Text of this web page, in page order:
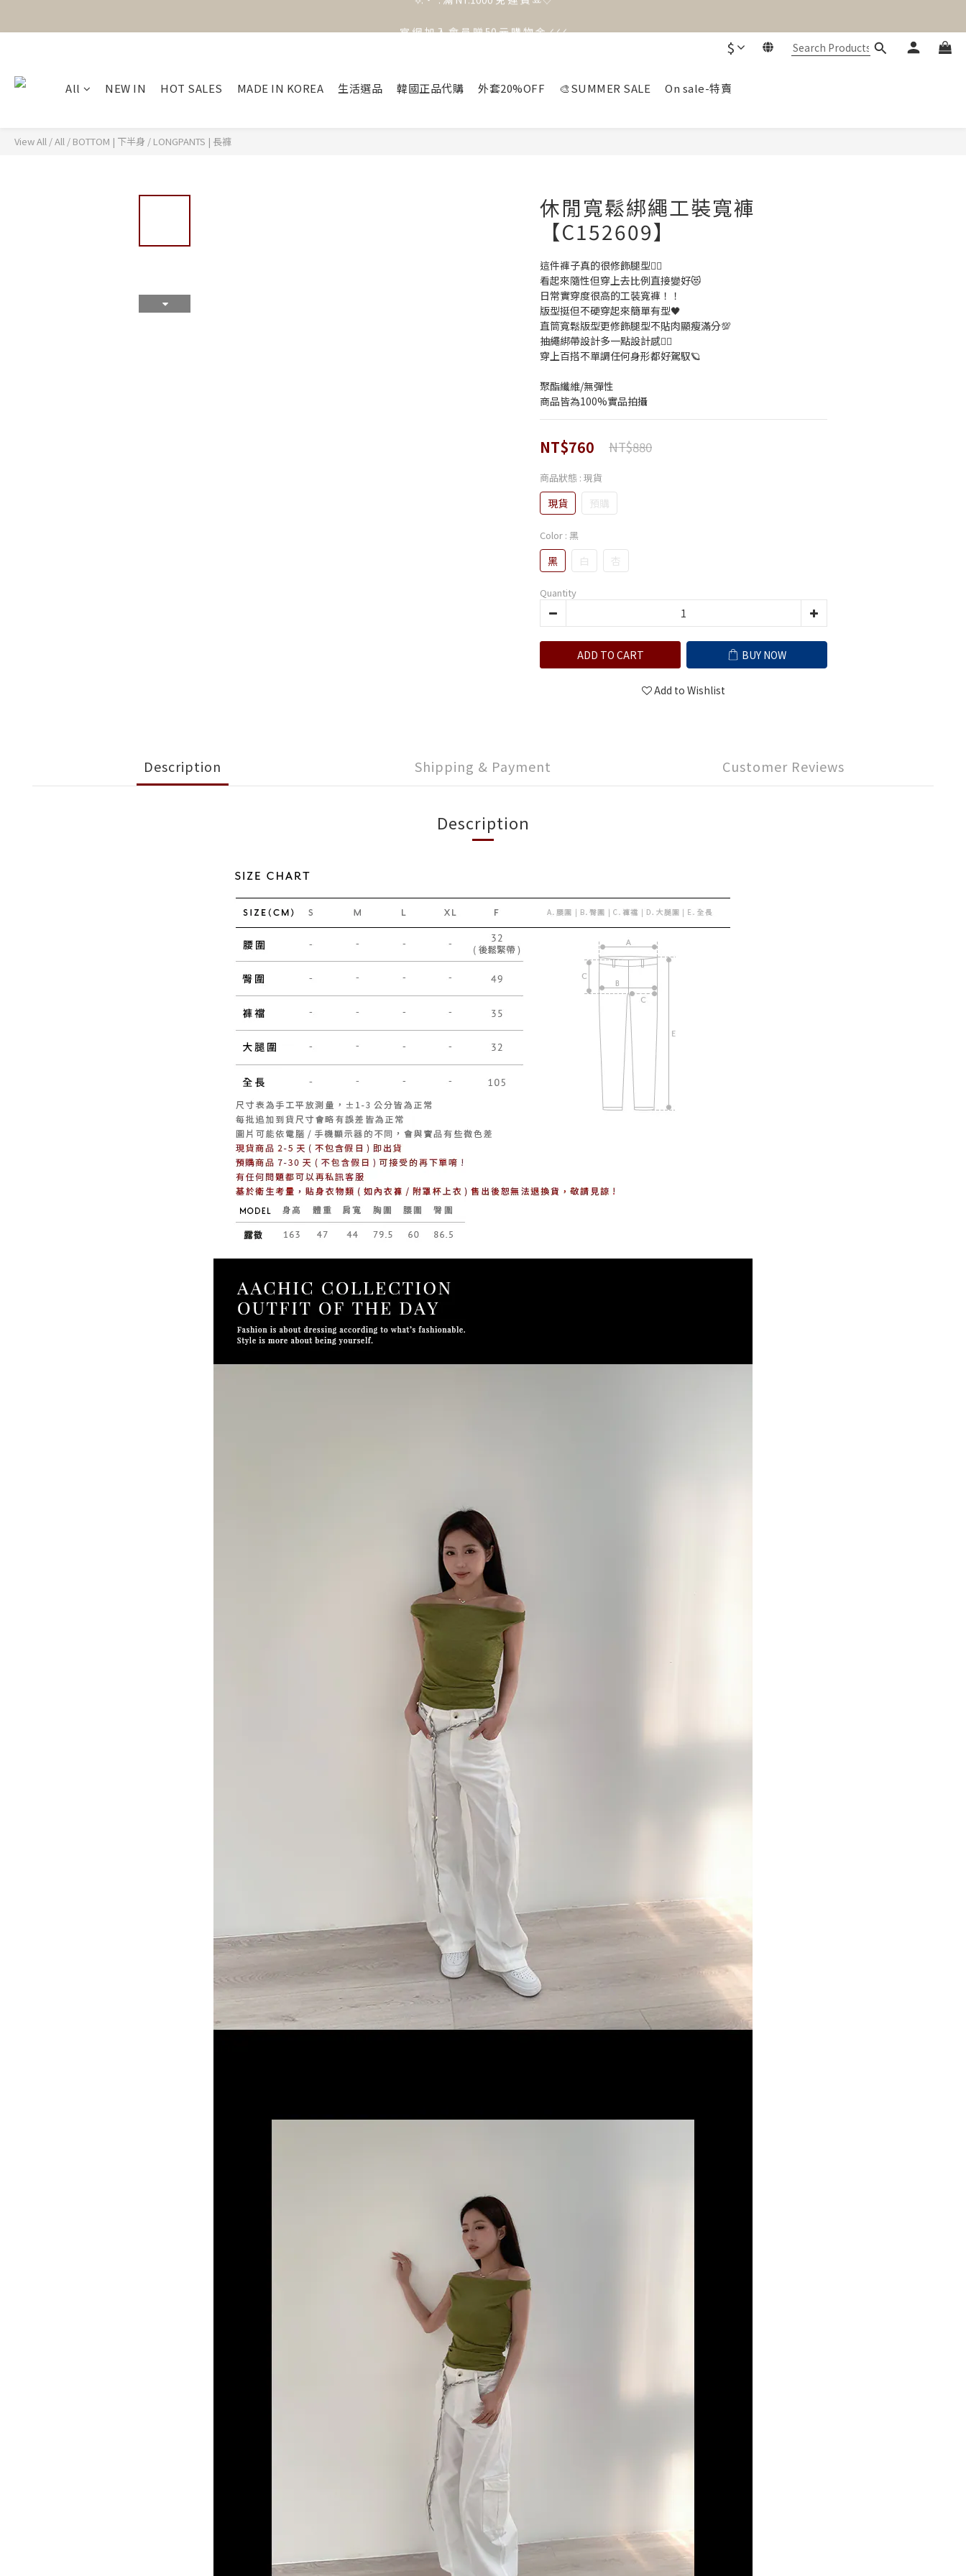
官 網 加 入 會 員 贈 50 元 購 物 金 .ᐟ.ᐟ.ᐟ
$
All NEW IN HOT SALES MADE IN KOREA 生活選品 韓國正品代購 外套20%OFF 🎨SUMMER SALE On sale-特賣
View All /All / BOTTOM | 下半身 / LONGPANTS | 長褲
休閒寬鬆綁繩工裝寬褲
【C152609】
這件褲子真的很修飾腿型😮‍🔥
看起來隨性但穿上去比例直接變好😻
日常實穿度很高的工裝寬褲！！
版型挺但不硬穿起來簡單有型🖤
直筒寬鬆版型更修飾腿型不貼肉顯瘦滿分💯
抽繩綁帶設計多一點設計感👆🏻
穿上百搭不單調任何身形都好駕馭🪐
聚酯纖維/無彈性
商品皆為100%實品拍攝
NT$760 NT$880
商品狀態 : 現貨
現貨 預購
Color : 黑
黑 白 杏
Quantity
ADD TO CART BUY NOW
Add to Wishlist
Description Shipping & Payment Customer Reviews
Description